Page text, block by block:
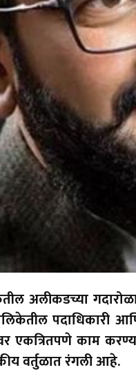
अलीकडच्या
पदाधिकारी
एकत्रितपणे काम
वर्तुळात रंगली आहे.